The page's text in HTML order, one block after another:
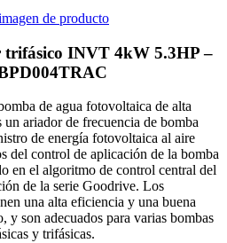
trifásico INVT 4kW 5.3HP –
de agua fotovoltaica de alta
ariador de frecuencia de bomba
de energía fotovoltaica al aire
del control de aplicación de la bomba
en el algoritmo de control central del
de la serie Goodrive. Los
una alta eficiencia y una buena
y son adecuados para varias bombas
y trifásicas.